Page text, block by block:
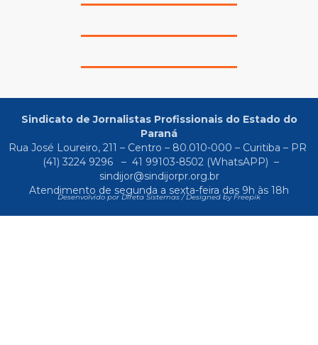
Sindicato de Jornalistas Profissionais do Estado do
Paraná
Rua José Loureiro, 211 – Centro – 80.010-000 – Curitiba – PR
(41) 3224 9296
– 41 99103-8502(WhatsAPP) –
sindijor@sindijorpr.org.br
Atendimento de segunda a sexta-feira das 9h às 18h
Desenvolvido por Direta Sistemas /Designed by Freepik